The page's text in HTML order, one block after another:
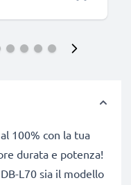
100% con la tua
durata e potenza!
L70 sia il modello